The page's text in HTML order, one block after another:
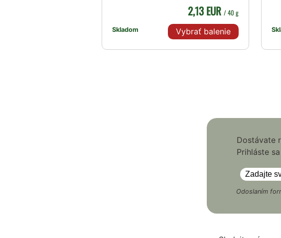
Skladom
2,13 EUR / 40 g
Vybrať balenie
Dostávate
Prihláste
Odoslaním